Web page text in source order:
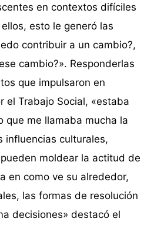
en contextos difíciles
esto le generó las
contribuir a un cambio?,
cambio?». Responderlas
que impulsaron en
el Trabajo Social, «estaba
que me llamaba mucha la
influencias culturales,
moldear la actitud de
en como ve su alrededor,
las formas de resolución
decisiones» destacó el